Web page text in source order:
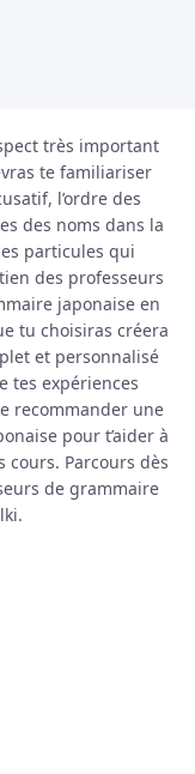
très important
te familiariser
l’ordre des
des noms dans la
particules qui
des professeurs
japonaise en
tu choisiras créera
et personnalisé
tes expériences
recommander une
pour t’aider à
Parcours dès
de grammaire